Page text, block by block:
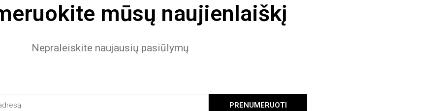
mūsų naujienlaiškį
Nepraleiskite naujausių pasiūlymų
PRENUMERUOTI